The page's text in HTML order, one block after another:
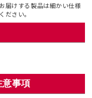
届けする製品は細かい仕様
ださい。
意事項